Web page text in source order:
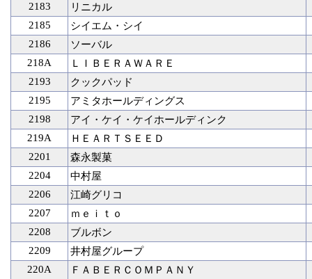
2183
リニカル
2185
シイエム・シイ
2186
ソーバル
218A
ＬＩＢＥＲＡＷＡＲＥ
2193
クックパッド
2195
アミタホールディングス
2198
アイ・ケイ・ケイホールディンク
219A
ＨＥＡＲＴＳＥＥＤ
2201
森永製菓
2204
中村屋
2206
江崎グリコ
2207
ｍｅｉｔｏ
2208
ブルボン
2209
井村屋グループ
220A
ＦＡＢＥＲＣＯＭＰＡＮＹ